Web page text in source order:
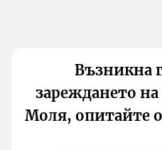
Възникна
зареждането
Моля, опитайте